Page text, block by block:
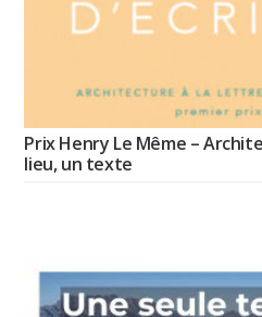
Prix Henry Le Même –
lieu, un texte